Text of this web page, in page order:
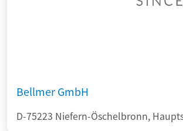
Bellmer GmbH
D-75223 Niefern-Öschelbronn,